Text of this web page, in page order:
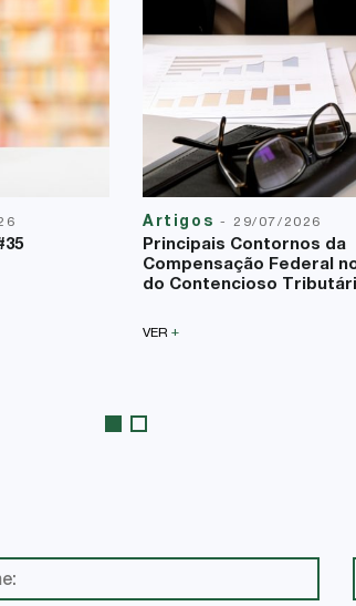
Artigos - 29/07/2026
Principais Contornos da
Compensação Federal
do Contencioso
VER +